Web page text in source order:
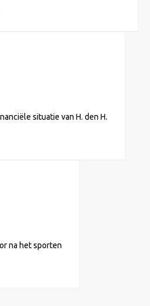
situatie van H. den H.
na het sporten